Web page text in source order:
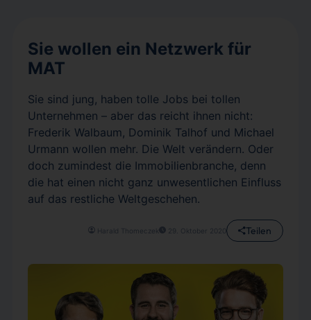
Sie wollen ein Netzwerk für
MAT
Sie sind jung, haben tolle Jobs bei tollen
Unternehmen – aber das reicht ihnen nicht:
Frederik Walbaum, Dominik Talhof und Michael
Urmann wollen mehr. Die Welt verändern. Oder
doch zumindest die Immobilienbranche, denn
die hat einen nicht ganz unwesentlichen Einfluss
auf das restliche Weltgeschehen.
Harald Thomeczek 29. Oktober 2020 Teilen